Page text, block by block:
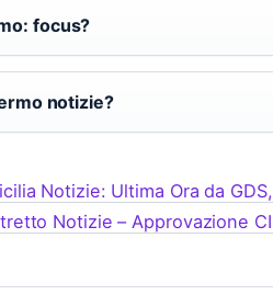
focus?
notizie?
Notizie: Ultima Ora da
Notizie – Approvazione